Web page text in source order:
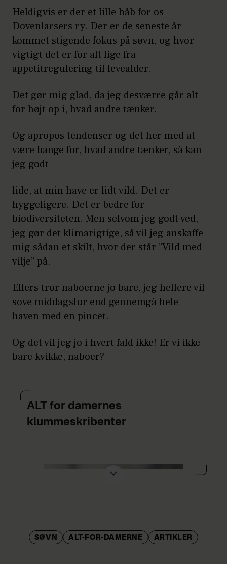
Heldigvis er der et lille håb for os
Dovenlarsers ry. Der er de seneste år
kommet stigende fokus på søvn, og hvor
vigtigt det er for alt lige fra
appetitregulering til levealder.
Det gør mig glad, da jeg desværre går alt
for højt op i, hvad andre tænker.
Og apropos tendenser og det her med at
være bange for, hvad andre tænker, så kan
jeg godt
lide, at min have er lidt vild. Det er
hyggeligere. Det er bedre for
biodiversiteten. Men selvom jeg godt ved,
jeg gør det klimarigtige, så vil jeg anskaffe
mig sådan et skilt, hvor der står ”Vild med
vilje” på.
Ellers tror naboerne jo bare, jeg hellere vil
sove middagslur end gennemgå hele
haven med en pincet.
Og det vil jeg jo i hvert fald ikke! Er vi ikke
bare kvikke, naboer?
ALT for damernes
klummeskribenter
Selvstændig konsulent/skribent, gift
SØVN ALT-FOR-DAMERNE ARTIKLER